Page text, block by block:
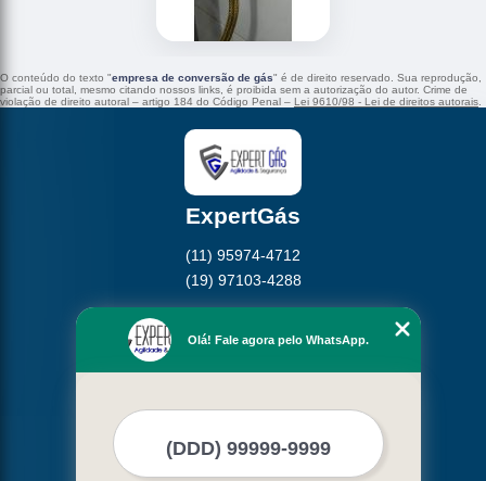
O conteúdo do texto "empresa de conversão de gás" é de direito reservado. Sua reprodução,
parcial ou total, mesmo citando nossos links, é proibida sem a autorização do autor. Crime de
violação de direito autoral – artigo 184 do Código Penal – Lei 9610/98 - Lei de direitos autorais
ExpertGás
(11) 95974-4712
(19) 97103-4288
Empresa
Missão
Mapa do site
Olá! Fale agora pelo WhatsApp.